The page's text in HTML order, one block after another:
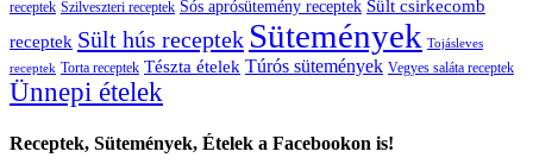
receptek Szilveszteri receptek Sós aprósütemény receptek Sült csirkecomb
receptek Sült hús receptek Sütemények Tojásleves
receptek Torta receptek Tészta ételek Túrós sütemények Vegyes saláta receptek
Ünnepi ételek
Receptek, Sütemények, Ételek a Facebookon is!